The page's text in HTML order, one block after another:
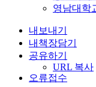
영남대학
내보내기
내책장담기
공유하기
URL 복사
오류접수